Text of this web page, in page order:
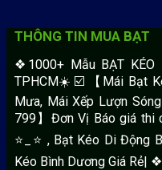
THÔNG TIN MUA BẠT
❖1000+ Mẫu BẠT KÉO
TPHCM☀️☑️ 【Mái Bạt
Mưa, Mái Xếp Lượn
799】Đơn Vị Báo giá
⭐️_⭐ , Bạt Kéo Di Động
Kéo Bình Dương Giá Rẻ|